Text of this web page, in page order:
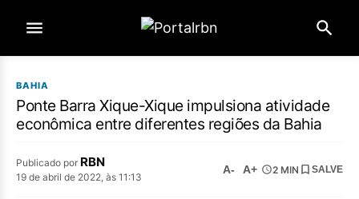
BAHIA
Ponte Barra Xique-Xique impulsiona atividade
econômica entre diferentes regiões da Bahia
Publicado por RBN
19 de abril de 2022, às 11:13
A- A+ 2 MIN SALVE